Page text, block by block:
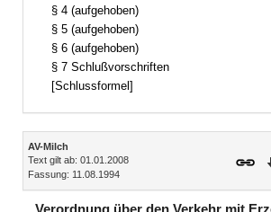
§ 4 (aufgehoben)
§ 5 (aufgehoben)
§ 6 (aufgehoben)
§ 7 Schlußvorschriften
[Schlussformel]
Inhalt
AV-Milch
Text gilt ab: 01.01.2008
Fassung: 11.08.1994